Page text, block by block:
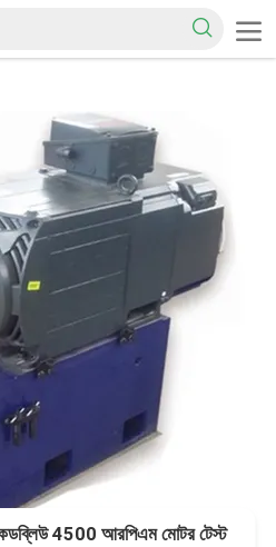
4500 আরপিএম মোটর টেস্ট